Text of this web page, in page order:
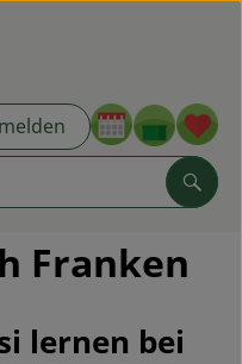
oder
Franken
lernen bei